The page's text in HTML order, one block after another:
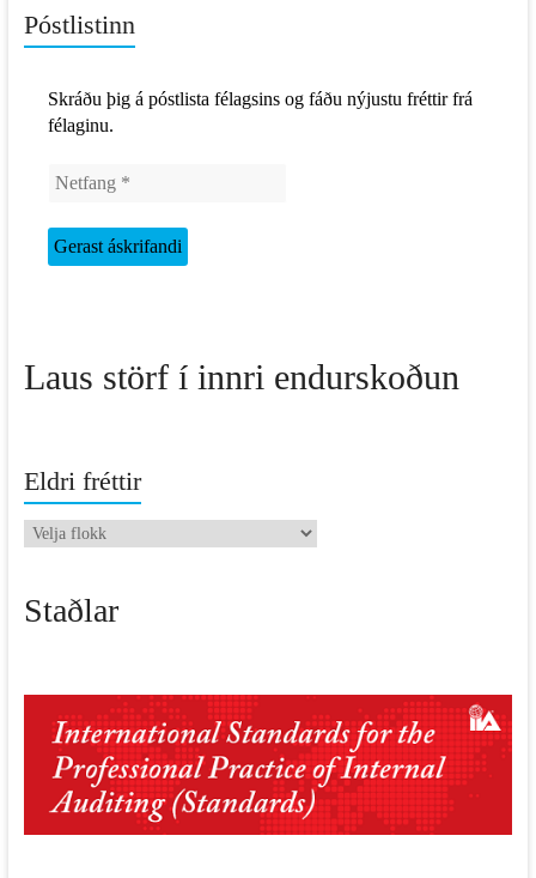
Póstlistinn
Skráðu þig á póstlista félagsins og fáðu nýjustu fréttir frá
félaginu.
Laus störf í innri endurskoðun
Eldri fréttir
Eldri
Staðlar